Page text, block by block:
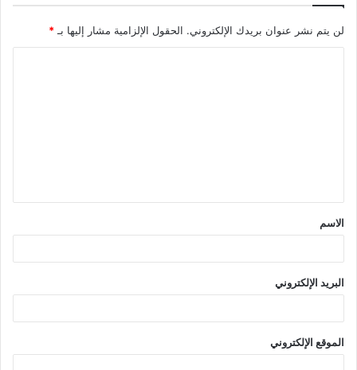
لن يتم نشر عنوان بريدك الإلكتروني. الحقول الإلزامية مشار إليها بـ *
ق
*
الاسم
البريد الإلكتروني
الموقع الإلكتروني